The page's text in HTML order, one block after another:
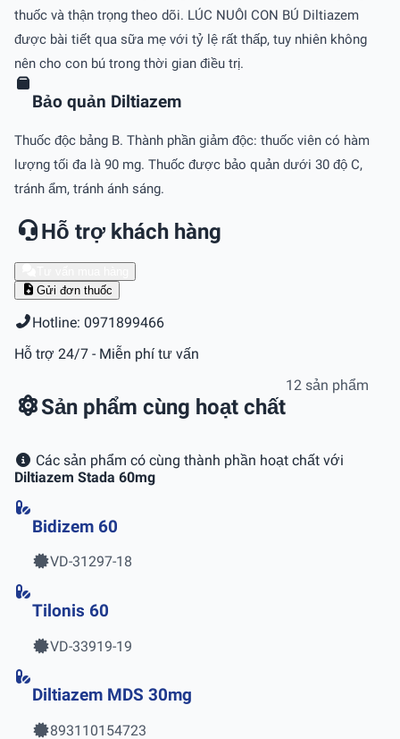
thuốc và thận trọng theo dõi. LÚC NUÔI CON BÚ Diltiazem
được bài tiết qua sữa mẹ với tỷ lệ rất thấp, tuy nhiên không
nên cho con bú trong thời gian điều trị.
Bảo quản Diltiazem
Thuốc độc bảng B. Thành phần giảm độc: thuốc viên có hàm
lượng tối đa là 90 mg. Thuốc được bảo quản dưới 30 độ C,
tránh ẩm, tránh ánh sáng.
Hỗ trợ khách hàng
Gửi đơn thuốc
Hotline: 0971899466
Hỗ trợ 24/7 - Miễn phí tư vấn
Sản phẩm cùng hoạt chất
12 sản phẩm
Các sản phẩm có cùng thành phần hoạt chất với
Diltiazem Stada 60mg
Bidizem 60
VD-31297-18
Tilonis 60
VD-33919-19
Diltiazem MDS 30mg
893110154723